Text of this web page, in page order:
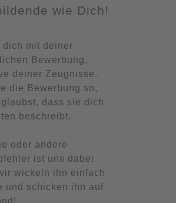
wie Dich!
dich mit deiner
Bewerbung,
deiner Zeugnisse.
die Bewerbung so,
dass sie dich
beschreibt.
oder andere
ist uns dabei
wickeln ihn einfach
und schicken ihn auf